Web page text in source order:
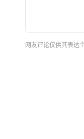
网友评论仅供其表达